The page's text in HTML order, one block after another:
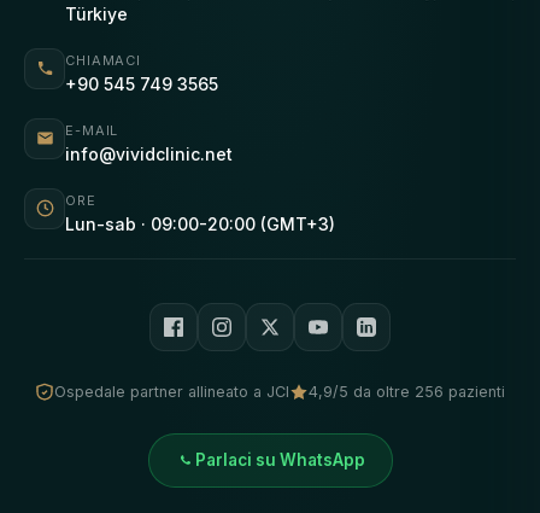
Türkiye
CHIAMACI
+90 545 749 3565
E-MAIL
info@vividclinic.net
ORE
Lun-sab · 09:00-20:00 (GMT+3)
Ospedale partner allineato a JCI 4,9/5 da oltre 256 pazienti
Parlaci su WhatsApp